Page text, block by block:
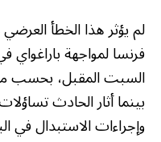
لم يؤثر هذا الخطأ
السبت المقبل، بحسب ما
بينما أثار الحادث
وإجراءات الاستبدال في